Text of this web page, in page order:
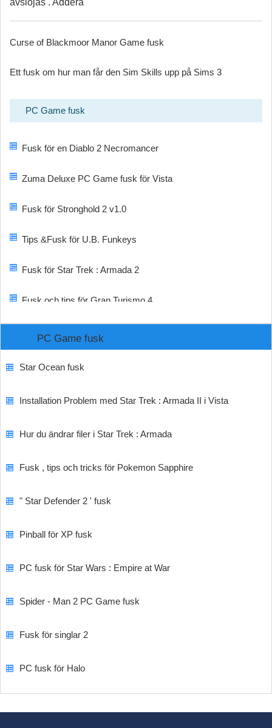
avslöjas . Addera
Curse of Blackmoor Manor Game fusk
Ett fusk om hur man får den Sim Skills upp på Sims 3
PC Game fusk
Fusk för en Diablo 2 Necromancer
Zuma Deluxe PC Game fusk för Vista
Fusk för Stronghold 2 v1.0
Tips &Fusk för U.B. Funkeys
Fusk för Star Trek : Armada 2
Fusk och tips för Gran Turismo 4
PC Game fusk
Star Ocean fusk
Installation Problem med Star Trek : Armada II i Vista
Hur du ändrar filer i Star Trek : Armada
Fusk , tips och tricks för Pokemon Sapphire
" Star Defender 2 ' fusk
Pinball för XP fusk
PC fusk för Star Wars : Empire at War
Spider - Man 2 PC Game fusk
Fusk för singlar 2
PC fusk för Halo